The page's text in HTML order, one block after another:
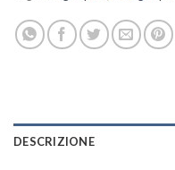
DESCRIZIONE